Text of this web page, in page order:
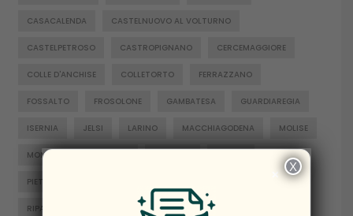
CASACALENDA CASTELNUOVO AL VOLTURNO
CASTELPETROSO CASTROPIGNANO CERCEMAGGIORE
COLLE D'ANCHISE COLLETORTO FERRAZZANO
FOSSALTO FROSOLONE GAMBATESA GUARDIAREGIA
ISERNIA JELSI LARINO MACCHIAGODENA MOLISE
MONTENERO DI BISACCIA
PIETRABBONDANTE
RIPALIMOSANI ROCCAMANDOLFI ROTELLO
× X